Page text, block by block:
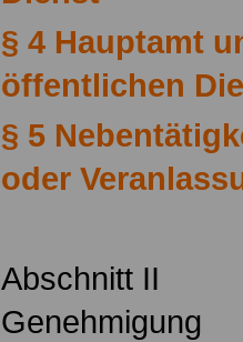
§ 4 Hauptamt
öffentlichen
§ 5
oder
Abschnitt II
Genehmigung